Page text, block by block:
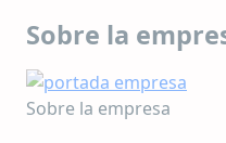
Sobre la
Sobre la empresa